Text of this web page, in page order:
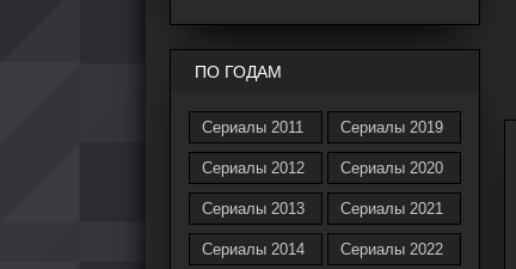
ПО ГОДАМ
Сериалы 2011
Сериалы 2012
Сериалы 2013
Сериалы 2014
Сериалы 2019
Сериалы 2020
Сериалы 2021
Сериалы 2022